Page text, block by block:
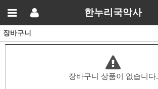
한누리국악사
장바구니
장바구니 상품이 없습니다.